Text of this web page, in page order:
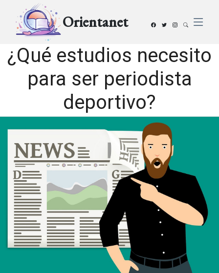
Orientanet
¿Qué estudios necesito
para ser periodista
deportivo?